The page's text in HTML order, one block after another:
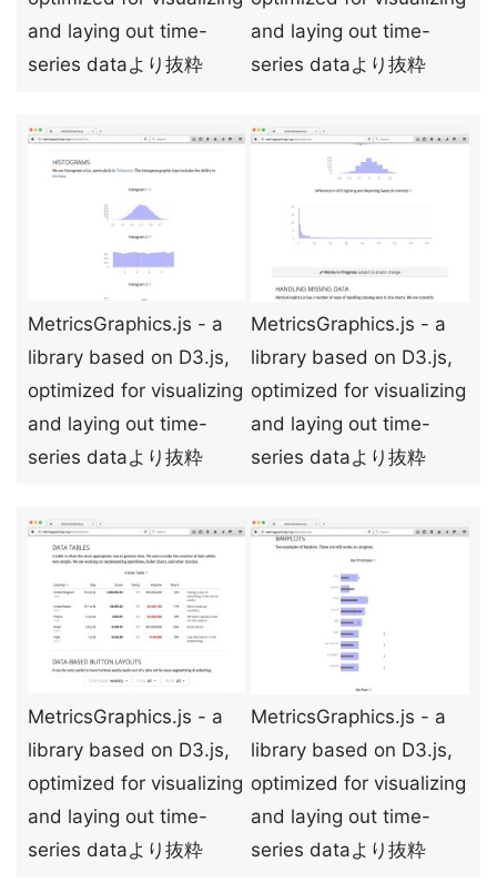
and laying out time-
series dataより抜粋
and laying out time-
series dataより抜粋
MetricsGraphics.js - a
library based on D3.js,
optimized for visualizing
and laying out time-
series dataより抜粋
MetricsGraphics.js - a
library based on D3.js,
optimized for visualizing
and laying out time-
series dataより抜粋
MetricsGraphics.js - a
library based on D3.js,
optimized for visualizing
and laying out time-
series dataより抜粋
MetricsGraphics.js - a
library based on D3.js,
optimized for visualizing
and laying out time-
series dataより抜粋